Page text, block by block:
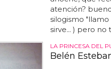
atención?
silogismo
sirve... ) pero
LA PRINCESA DEL
Belén